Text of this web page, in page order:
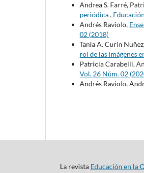
Andrea S. Farré,
periódica,
Andrés Raviolo,
02 (2018)
Tania A. Curin
rol de las imágenes
Patricia Carabelli,
Vol. 26 Núm. 02
Andrés Raviolo,
La revista Educación en la